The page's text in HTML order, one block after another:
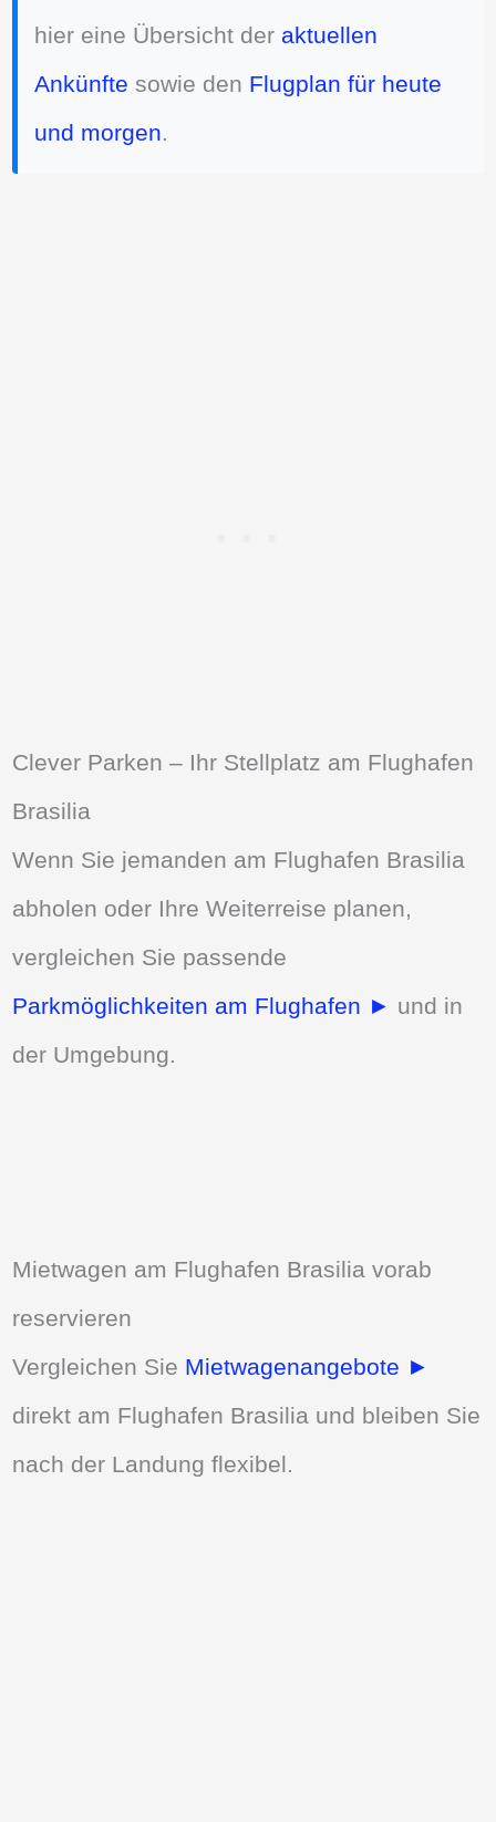
hier eine Übersicht der aktuellen
Ankünfte sowie den Flugplan für heute
und morgen.
Clever Parken – Ihr Stellplatz am Flughafen
Brasilia
Wenn Sie jemanden am Flughafen Brasilia
abholen oder Ihre Weiterreise planen,
vergleichen Sie passende
Parkmöglichkeiten am Flughafen ► und in
der Umgebung.
Mietwagen am Flughafen Brasilia vorab
reservieren
Vergleichen Sie Mietwagenangebote ►
direkt am Flughafen Brasilia und bleiben Sie
nach der Landung flexibel.